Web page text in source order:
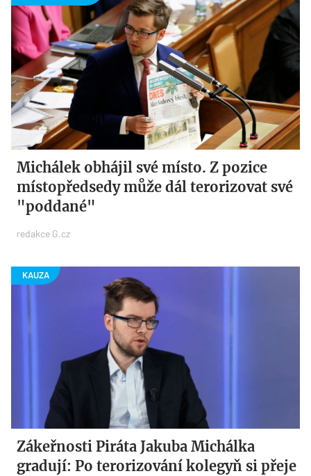
Michálek obhájil své místo. Z pozice
místopředsedy může dál terorizovat své
"poddané"
redakce G.cz
Zákeřnosti Piráta Jakuba Michálka
gradují: Po terorizování kolegyň si přeje